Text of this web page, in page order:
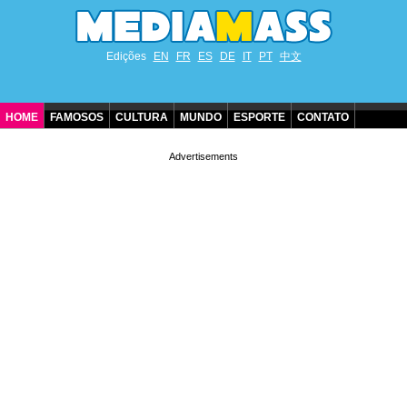
Edições EN FR ES DE IT PT 中文
HOME FAMOSOS CULTURA MUNDO ESPORTE CONTATO